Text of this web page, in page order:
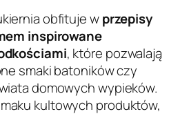
obfituje wprzepisy
inspirowane
, które pozwalają
smaki batoników czy
domowych wypieków.
kultowych produktów,